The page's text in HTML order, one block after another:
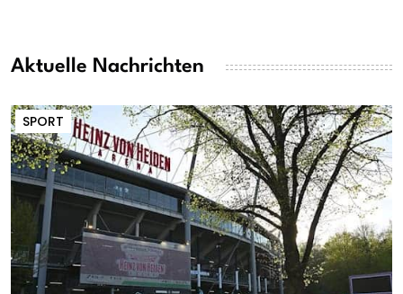
Aktuelle Nachrichten
SPORT